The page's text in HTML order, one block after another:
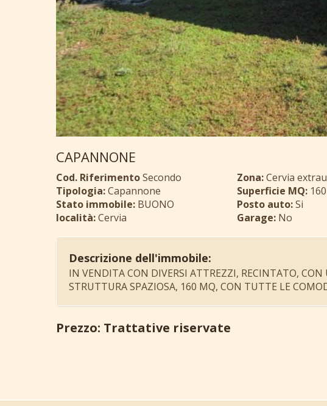
CAPANNONE
Cod. RiferimentoSecondo
Tipologia:Capannone
Stato immobile: BUONO
località:Cervia
Zona:Cervia
Superficie MQ:160
Posto auto:Si
Garage:No
Descrizione dell'immobile:
IN VENDITA CON DIVERSI ATTREZZI, RECINTATO, CON
STRUTTURA SPAZIOSA, 160 MQ, CON TUTTE LE
Prezzo: Trattative riservate